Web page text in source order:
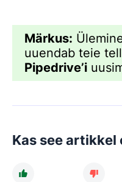
Märkus:
uuendab teie
Pipedrive’i
Kas see artikkel